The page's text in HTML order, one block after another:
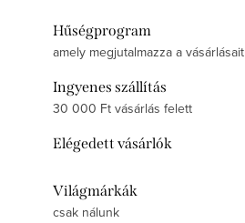
Hűségprogram
amely megjutalmazza a vásárlásait
Ingyenes szállítás
30 000 Ft vásárlás felett
Elégedett vásárlók
Világmárkák
csak nálunk